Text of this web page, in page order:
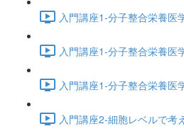
入門講座1-分子整合栄養
入門講座1-分子整合栄養
入門講座1-分子整合栄養
入門講座2-細胞レベルで考